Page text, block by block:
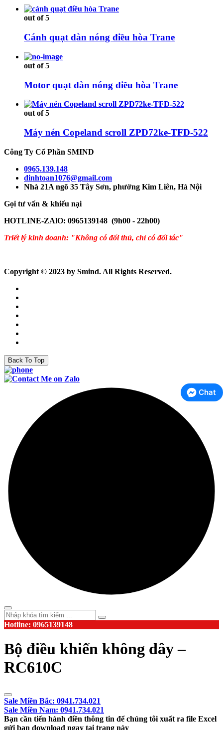
out of 5
Cánh quạt dàn nóng điều hòa Trane
out of 5
Motor quạt dàn nóng điều hòa Trane
out of 5
Máy nén Copeland scroll ZPD72ke-TFD-522
Công Ty Cổ Phần SMIND
0965.139.148
dinhtoan1076@gmail.com
Nhà 21A ngõ 35 Tây Sơn, phường Kim Liên, Hà Nội
Gọi tư vấn & khiếu nại
HOTLINE-ZAlO: 0965139148 (9h00 - 22h00)
Triết lý kinh doanh: "Không có đối thủ, chỉ có đối tác"
Copyright © 2023 by Smind. All Rights Reserved.
Back To Top
Chat
Hotline: 0965139148
Bộ điều khiển không dây –
RC610C
Sale Miền Bắc: 0941.734.021
Sale Miền Nam: 0941.734.021
Bạn cần tiến hành điền thông tin để chúng tôi xuất ra file Excel
gửi bạn download ngay tại trang này